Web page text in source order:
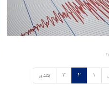
۱ ۲ ۳ بعدی